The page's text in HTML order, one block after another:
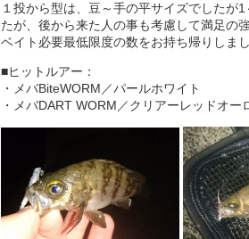
１投から型は、豆～手の平サイズでしたが1
たが、後から来た人の事も考慮して満足の
ベイト必要最低限度の数をお持ち帰りしま
■ヒットルアー：
・メバBiteWORM／パールホワイト
・メバDART WORM／クリアーレッドオー